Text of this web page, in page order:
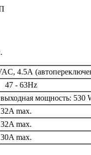
4.5А
47 - 63Hz
мощность: 530
32A max.
32A max.
30A max.